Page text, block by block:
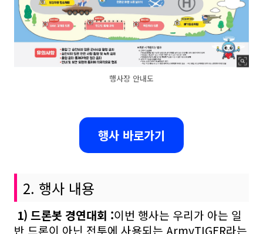
행사장 안내도
행사 바로가기
2. 행사 내용
1) 드론봇 경연대회 :이번 행사는 우리가 아는 일
반 드론이 아닌 전투에 사용되는 ArmyTIGER라는